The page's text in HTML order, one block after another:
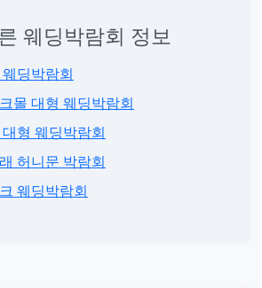
웨딩박람회 정보
딩박람회
몰 대형 웨딩박람회
형 웨딩박람회
허니문 박람회
웨딩박람회